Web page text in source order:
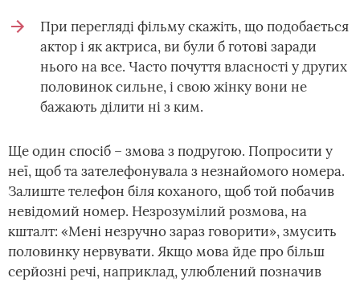
При перегляді фільму скажіть, що подобається
актор і як актриса, ви були б готові заради
нього на все. Часто почуття власності у других
половинок сильне, і свою жінку вони не
бажають ділити ні з ким.
Ще один спосіб – змова з подругою. Попросити у
неї, щоб та зателефонувала з незнайомого номера.
Залиште телефон біля коханого, щоб той побачив
невідомий номер. Незрозумілий розмова, на
кшталт: «Мені незручно зараз говорити», змусить
половинку нервувати. Якщо мова йде про більш
серйозні речі, наприклад, улюблений позначив